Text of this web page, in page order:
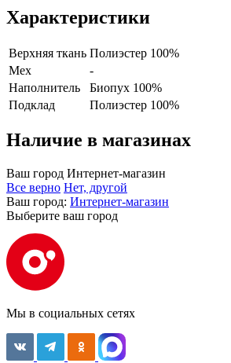
Характеристики
Верхняя ткань Полиэстер 100%
Мех
-
Наполнитель
Биопух 100%
Подклад
Полиэстер 100%
Наличие в магазинах
Ваш город Интернет-магазин
Все верно Нет, другой
Ваш город: Интернет-магазин
Выберите ваш город
Мы в социальных сетях